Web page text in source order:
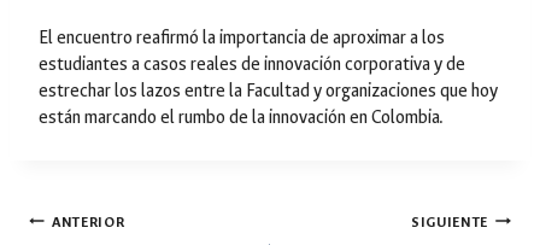
El encuentro reafirmó la importancia de aproximar a los
estudiantes a casos reales de innovación corporativa y de
estrechar los lazos entre la Facultad y organizaciones que hoy
están marcando el rumbo de la innovación en Colombia.
ANTERIOR SIGUIENTE